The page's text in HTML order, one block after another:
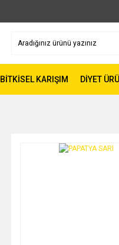
BİTKİSEL KARIŞIM DİYET